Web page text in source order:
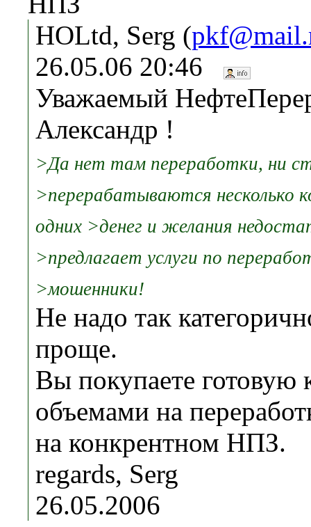
HOLtd, Serg (
26.05.06 20:46
Уважаемый
Александр !
>Да нет там переработки, ни
>перерабатываются несколько
одних >денег и желания
>предлагает услуги по
>мошенники!
Не надо так
проще.
Вы покупаете готовую
объемами на
на конкрентном НПЗ.
regards, Serg
26.05.2006